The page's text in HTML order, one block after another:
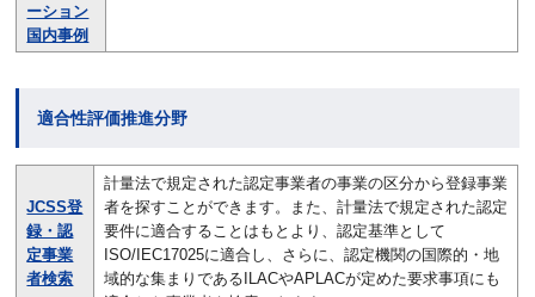
ーション
国内事例
適合性評価推進分野
JCSS登
録・認
定事業
者検索
計量法で規定された認定事業者の事業の区分から登録事業
者を探すことができます。また、計量法で規定された認定
要件に適合することはもとより、認定基準として
ISO/IEC17025に適合し、さらに、認定機関の国際的・地
域的な集まりであるILACやAPLACが定めた要求事項にも